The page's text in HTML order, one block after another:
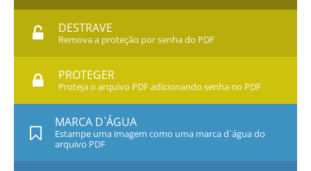
DESTRAVE
Remova a proteção por senha do PDF
PROTEGER
Proteja o arquivo PDF adicionando senha no PDF
MARCA D`ÁGUA
Estampe uma imagem como uma marca d`água do
arquivo PDF